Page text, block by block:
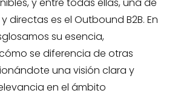
directas es el Outbound B2B. En
su esencia,
se diferencia de otras
una visión clara y
en el ámbito